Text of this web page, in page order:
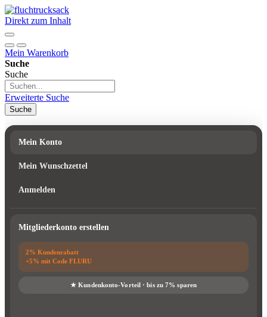
Direkt zum Inhalt
Mein Warenkorb
Suche
Suche
Erweiterte Suche
Suche
Mein Konto
Mein Wunschzettel
Anmelden
Mitgliederkonto erstellen